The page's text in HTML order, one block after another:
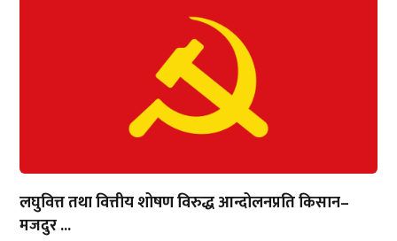
लघुवित्त तथा वित्तीय शोषण विरुद्ध आन्दोलनप्रति किसान–
मजदुर ...